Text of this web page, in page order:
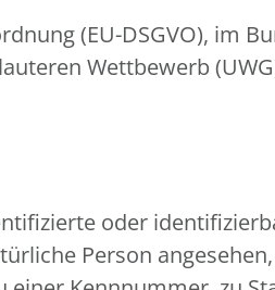
(EU-DSGVO), im
Wettbewerb
oder
Person